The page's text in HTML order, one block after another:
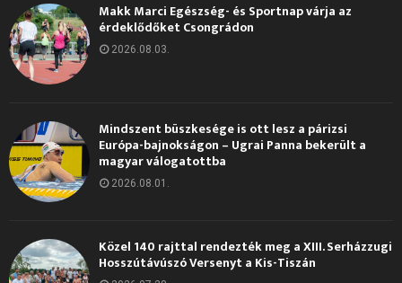
Makk Marci Egészség- és Sportnap várja az
érdeklődőket Csongrádon
2026.08.03.
Mindszent büszkesége is ott lesz a párizsi
Európa-bajnokságon – Ugrai Panna bekerült a
magyar válogatottba
2026.08.01.
Közel 140 rajttal rendezték meg a XIII. Serházzugi
Hosszútávúszó Versenyt a Kis-Tiszán